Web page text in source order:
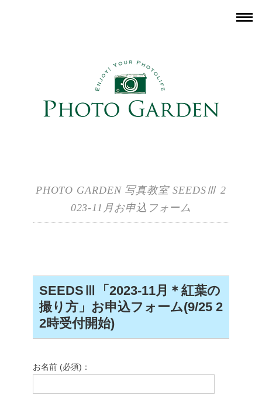
PHOTO GARDEN 写真教室 SEEDSⅢ 2
023-11月お申込フォーム
SEEDSⅢ「2023-11月＊紅葉の
撮り方」お申込フォーム(9/25 2
2時受付開始)
お名前 (必須)：